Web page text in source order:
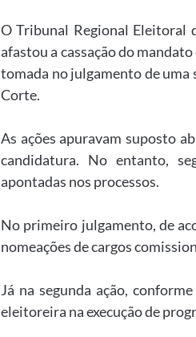
O Tribunal Regional Eleitoral
afastou a cassação do
tomada no julgamento de uma
Corte.
As ações apuravam suposto
candidatura. No entanto,
apontadas nos processos.
No primeiro julgamento, de
nomeações de cargos
Já na segunda ação,
eleitoreira na execução de